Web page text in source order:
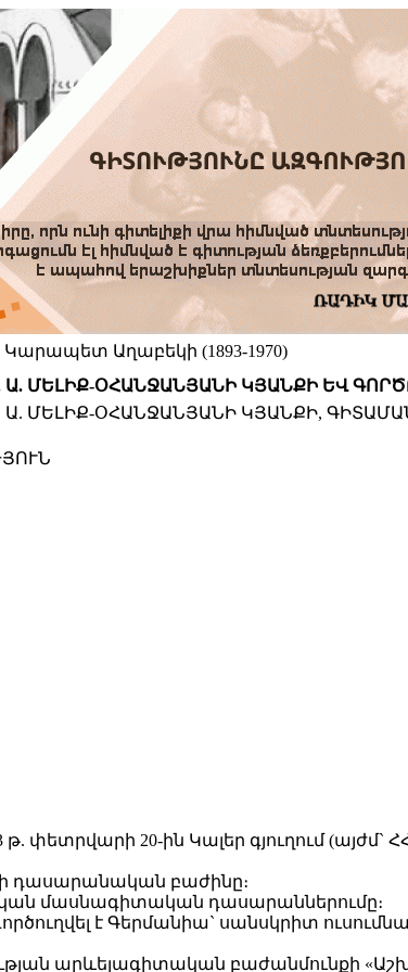
Աղաբեկի (1893-1970)
Ա. ՄԵԼԻՔ-ՕՀԱՆՋԱՆՅԱՆԻ ԿՅԱՆՔԻ ԵՎ
Ա. ՄԵԼԻՔ-ՕՀԱՆՋԱՆՅԱՆԻ ԿՅԱՆՔԻ,
20-ին Կալեր գյուղում (այժմ`
դասարանական բաժինը։
մասնագիտական դասարաններումը։
է Գերմանիա` սանսկրիտ
արևելագիտական բաժանմունքի